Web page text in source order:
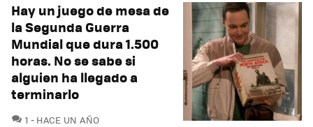
Hay un juego de mesa de
la Segunda Guerra
Mundial que dura 1.500
horas. No se sabe si
alguien ha llegado a
terminarlo
1 COMENTARIOS
HACE UN AÑO